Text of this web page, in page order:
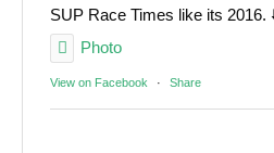
SUP Race Times like its 2016.
Photo
View on Facebook · Share